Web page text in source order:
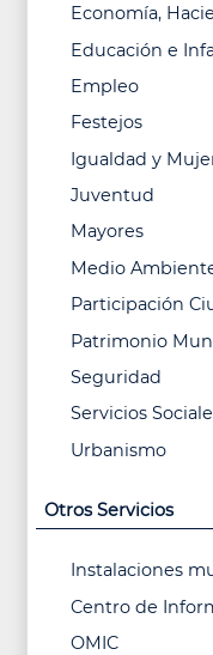
Economía,
Educación e
Empleo
Festejos
Igualdad y
Juventud
Mayores
Medio
Participación
Patrimonio
Seguridad
Servicios
Urbanismo
Otros Servicios
Instalaciones
Centro de
OMIC